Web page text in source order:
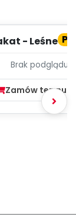
- Leśne
Brak podglądu
Zamów ten